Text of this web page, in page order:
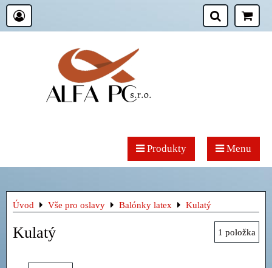
Produkty Menu
Úvod Vše pro oslavy Balónky latex Kulatý
Kulatý 1 položka